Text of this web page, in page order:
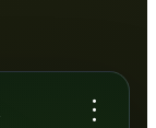
...